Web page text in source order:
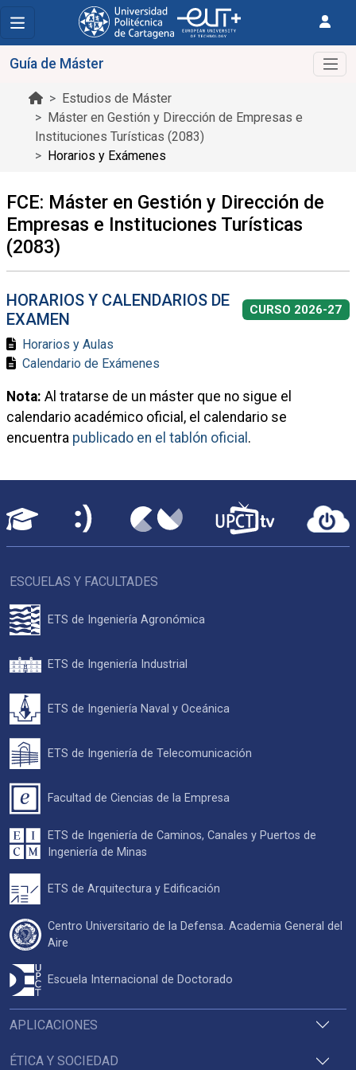
Estudios de Máster
Máster en Gestión y Dirección de Empresas e
Instituciones Turísticas (2083)
Horarios y Exámenes
Guía de Máster
FCE: Máster en Gestión y Dirección de
Empresas e Instituciones Turísticas
(2083)
HORARIOS Y CALENDARIOS DE
EXAMEN
CURSO 2026-27
Horarios y Aulas
Calendario de Exámenes
Nota: Al tratarse de un máster que no sigue el
calendario académico oficial, el calendario se
encuentra publicado en el tablón oficial .
APLICACIONES
ÉTICA Y SOCIEDAD
ESCUELAS Y FACULTADES
ETS de Ingeniería Agronómica
ETS de Ingeniería Industrial
ETS de Ingeniería Naval y Oceánica
ETS de Ingeniería de Telecomunicación
Facultad de Ciencias de la Empresa
ETS de Ingeniería de Caminos, Canales y Puertos de
Ingeniería de Minas
ETS de Arquitectura y Edificación
Centro Universitario de la Defensa. Academia General del
Aire
Escuela Internacional de Doctorado